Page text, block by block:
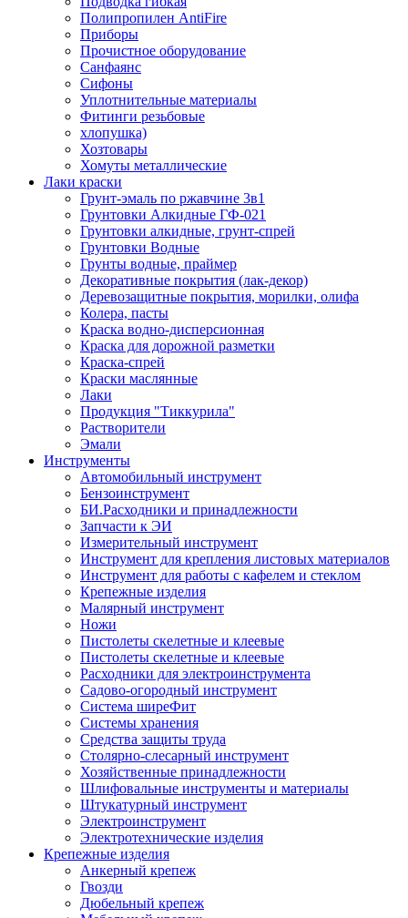
Полипропилен AntiFire
Приборы
Прочистное оборудование
Санфаянс
Сифоны
Уплотнительные материалы
Фитинги резьбовые
хлопушка)
Хозтовары
Хомуты металлические
Лаки краски
Грунт-эмаль по ржавчине 3в1
Грунтовки Алкидные ГФ-021
Грунтовки алкидные, грунт-спрей
Грунтовки Водные
Грунты водные, праймер
Декоративные покрытия (лак-декор)
Деревозащитные покрытия, морилки, олифа
Колера, пасты
Краска водно-дисперсионная
Краска для дорожной разметки
Краска-спрей
Краски маслянные
Лаки
Продукция "Тиккурила"
Растворители
Эмали
Инструменты
Автомобильный инструмент
Бензоинструмент
БИ.Расходники и принадлежности
Запчасти к ЭИ
Измерительный инструмент
Инструмент для крепления листовых материалов
Инструмент для работы с кафелем и стеклом
Крепежные изделия
Малярный инструмент
Ножи
Пистолеты скелетные и клеевые
Пистолеты скелетные и клеевые
Расходники для электроинструмента
Садово-огородный инструмент
Система ширеФит
Системы хранения
Средства защиты труда
Столярно-слесарный инструмент
Хозяйственные принадлежности
Шлифовальные инструменты и материалы
Штукатурный инструмент
Электроинструмент
Электротехнические изделия
Крепежные изделия
Анкерный крепеж
Гвозди
Дюбельный крепеж